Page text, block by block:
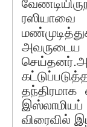
விரைவில்